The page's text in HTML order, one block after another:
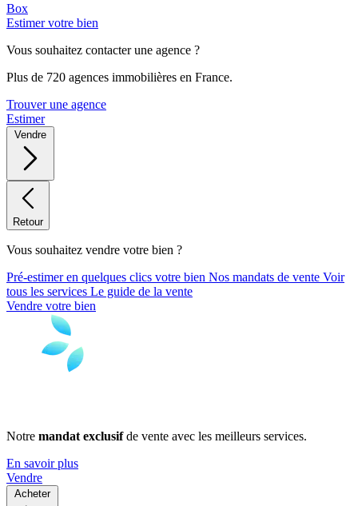
Box
Estimer votre bien
Vous souhaitez contacter une agence ?
Plus de 720 agences immobilières en France.
Trouver une agence
Estimer
Vendre
Retour
Vous souhaitez vendre votre bien ?
Pré-estimer en quelques clics votre bien Nos mandats de vente Voir
tous les services Le guide de la vente
Vendre votre bien
Notre mandat exclusifde vente avec les meilleurs services.
En savoir plus
Vendre
Acheter